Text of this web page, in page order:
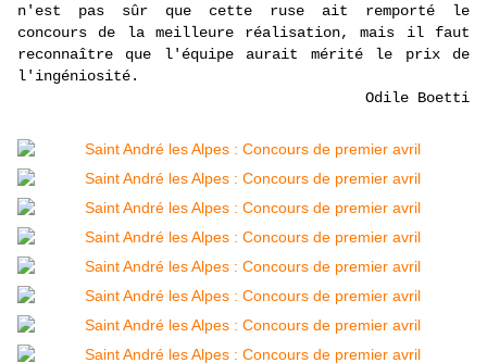
n'est pas sûr que cette ruse ait remporté le
concours de la meilleure réalisation, mais il faut
reconnaître que l'équipe aurait mérité le prix de
l'ingéniosité.
Odile Boetti